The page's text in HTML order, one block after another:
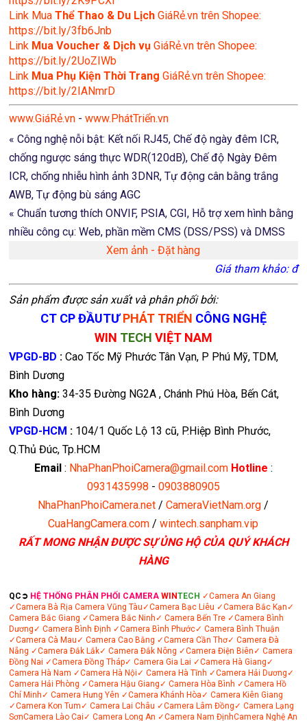
Link Mua Thể Thao & Du Lịch GiáRẻ.vn trên Shopee:
https://bit.ly/3fb6Jnb
Link Mua Voucher & Dịch vụ GiáRẻ.vn trên Shopee:
https://bit.ly/2UoZIWb
Link Mua Phụ Kiện Thời TrangGiáRẻ.vn trên Shopee:
https://bit.ly/2IANmrD
www.GiáRẻ.vn -www.PhátTriển.vn
« Công nghệ nỗi bật: Kết nối RJ45, Chế độ ngày đêm ICR,
chống ngược sáng thực WDR(120dB), Chế độ Ngày Đêm
ICR, chống nhiễu hình ảnh 3DNR, Tự động cân bằng trắng
AWB, Tự động bù sáng AGC
« Chuẩn tương thích ONVIF, PSIA, CGI, Hỗ trợ xem hình bằng
nhiều công cụ: Web, phần mềm CMS (DSS/PSS) và DMSS
Xem ảnh - Đặt hàng
Giá tham khảo: đ
Sản phẩm được sản xuất và phân phối bởi:
CT CP ĐẦUTƯPHÁT TRIỂN CÔNG NGHỆ
WIN TECH VIỆT NAM
VPGD-BD :Cao Tốc Mỹ Phước Tân Vạn, P Phú Mỹ, TDM,
Bình Dương
Kho hàng:34-35 Đường NG2A , Chánh Phú Hòa, Bến Cát,
Bình Dương
VPGD-HCM : 104/1 Quốc Lộ 13 cũ, P.Hiệp Bình Phước,
Q.Thủ Đúc, Tp.HCM
Email : NhaPhanPhoiCamera@gmail.com Hotline :
0931435998 - 0903880905
NhaPhanPhoiCamera.net/CameraVietNam.org/
CuaHangCamera.com/wintech.sanpham.vip
RẤT MONG NHẬN ĐƯỢC SỰ ỦNG HỘ CỦA QUÝ KHÁCH
HÀNG
QC➲ HỆ THỐNG PHÂN PHỐI CAMERA WINTECH ✓Camera An Giang
✓Camera Bà Rịa Camera Vũng Tàu ✓Camera Bạc Liêu ✓Camera Bắc Kạn ✓
Camera Bắc Giang ✓Camera Bắc Ninh ✓ Camera Bến Tre ✓Camera Bình
Dương ✓ Camera Bình Định ✓Camera Bình Phước✓ Camera Bình Thuận
✓Camera Cà Mau ✓ Camera Cao Bằng ✓Camera Cần Thơ✓ Camera Đà
Nẵng ✓Camera Đắk Lắk✓ Camera Đắk Nông ✓Camera Điện Biên ✓ Camera
Đồng Nai ✓Camera Đồng Tháp✓ Camera Gia Lai ✓Camera Hà Giang ✓
Camera Hà Nam ✓Camera Hà Nội ✓ Camera Hà Tĩnh ✓Camera Hải Dương ✓
Camera Hải Phòng ✓Camera Hậu Giang ✓ Camera Hòa Bình ✓Camera Hồ
Chí Minh ✓ Camera Hưng Yên ✓Camera Khánh Hòa ✓ Camera Kiên Giang
✓Camera Kon Tum ✓ Camera Lai Châu ✓Camera Lâm Đồng ✓ Camera Lạng
SơnCamera Lào Cai ✓ Camera Long An ✓Camera Nam ĐịnhCamera Nghệ An